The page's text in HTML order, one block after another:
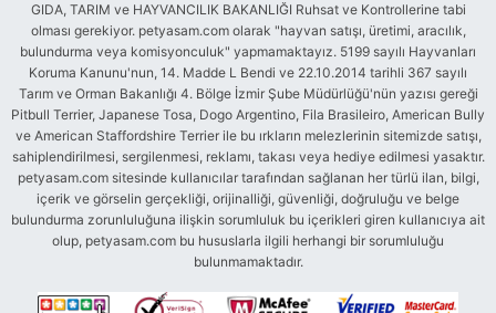
GIDA, TARIM ve HAYVANCILIK BAKANLIĞI Ruhsat ve Kontrollerine tabi
olması gerekiyor. petyasam.com olarak "hayvan satışı, üretimi, aracılık,
bulundurma veya komisyonculuk" yapmamaktayız. 5199 sayılı Hayvanları
Koruma Kanunu'nun, 14. Madde L Bendi ve 22.10.2014 tarihli 367 sayılı
Tarım ve Orman Bakanlığı 4. Bölge İzmir Şube Müdürlüğü'nün yazısı gereği
Pitbull Terrier, Japanese Tosa, Dogo Argentino, Fila Brasileiro, American Bully
ve American Staffordshire Terrier ile bu ırkların melezlerinin sitemizde satışı,
sahiplendirilmesi, sergilenmesi, reklamı, takası veya hediye edilmesi yasaktır.
petyasam.com sitesinde kullanıcılar tarafından sağlanan her türlü ilan, bilgi,
içerik ve görselin gerçekliği, orijinalliği, güvenliği, doğruluğu ve belge
bulundurma zorunluluğuna ilişkin sorumluluk bu içerikleri giren kullanıcıya ait
olup, petyasam.com bu hususlarla ilgili herhangi bir sorumluluğu
bulunmamaktadır.